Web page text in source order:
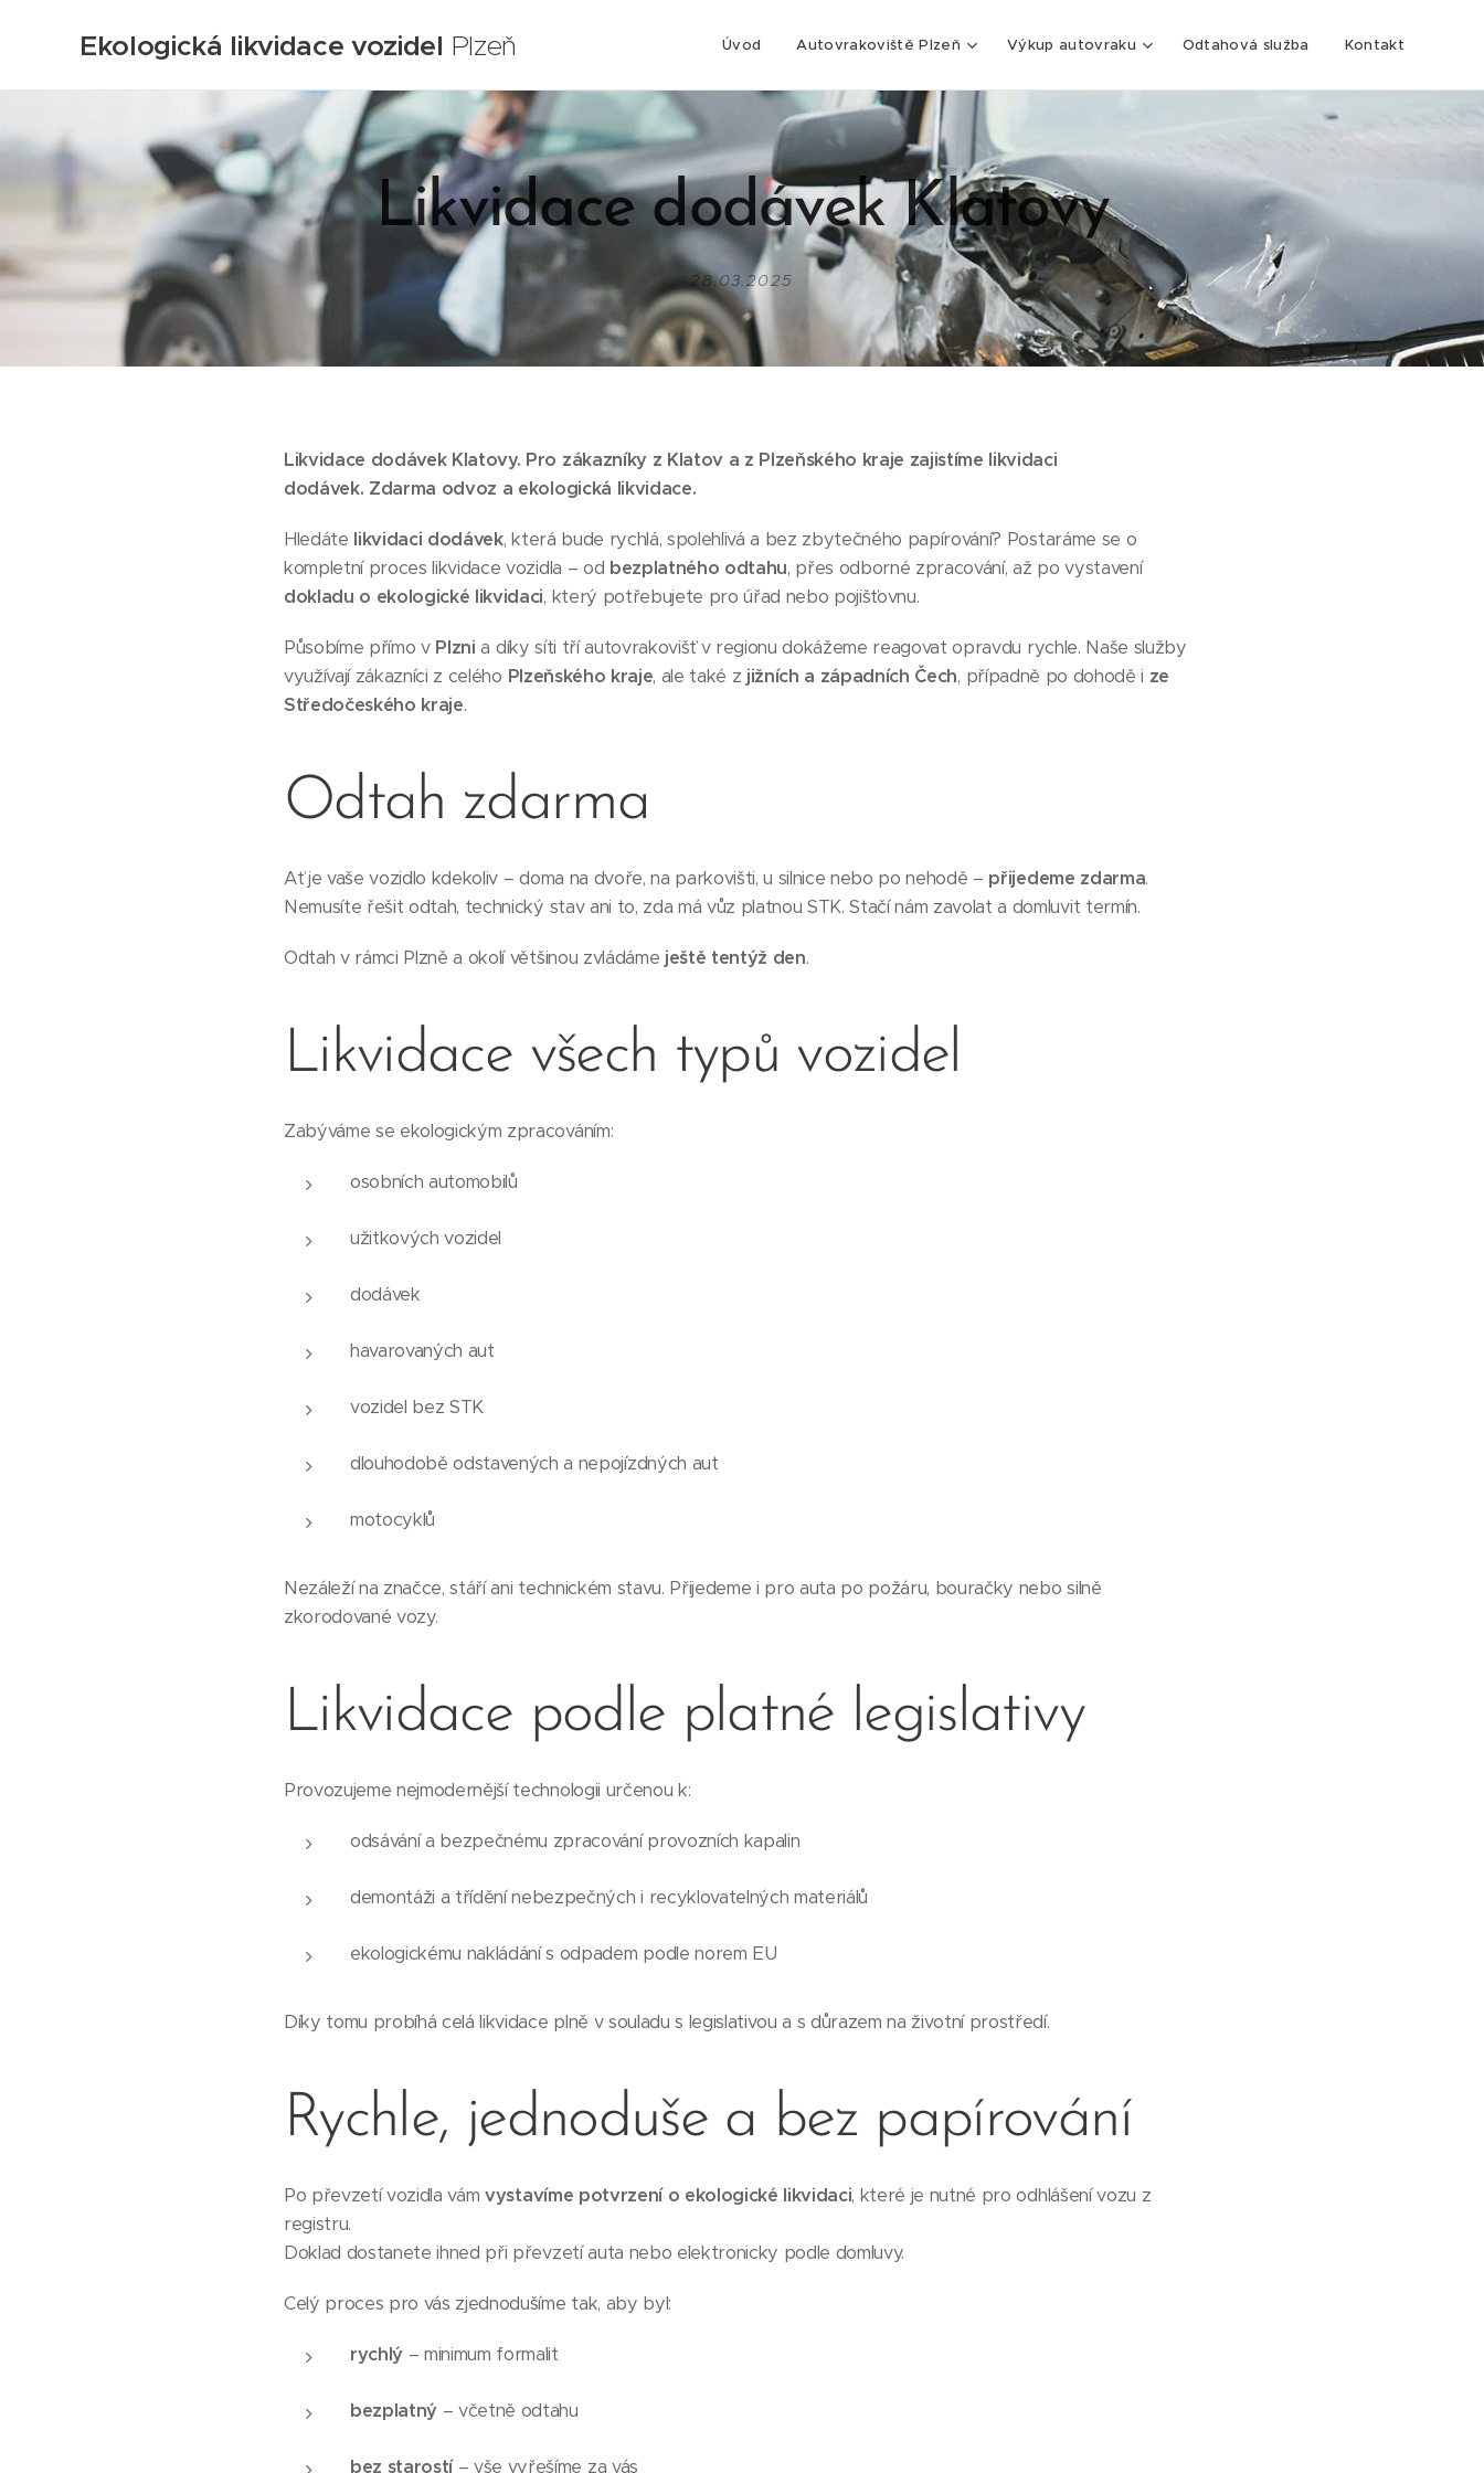
Ekologická likvidace vozidel Plzeň Úvod Autovrakoviště Plzeň Výkup autovraku Odtahová služba Kontakt
Likvidace dodávek Klatovy
28.03.2025
Likvidace dodávek Klatovy. Pro zákazníky z Klatov a z Plzeňského kraje zajistíme likvidaci
dodávek. Zdarma odvoz a ekologická likvidace.
Hledáte likvidaci dodávek, která bude rychlá, spolehlivá a bez zbytečného papírování? Postaráme se o
kompletní proces likvidace vozidla – od bezplatného odtahu, přes odborné zpracování, až po vystavení
dokladu o ekologické likvidaci, který potřebujete pro úřad nebo pojišťovnu.
Působíme přímo v Plzni a díky síti tří autovrakovišť v regionu dokážeme reagovat opravdu rychle. Naše služby
využívají zákazníci z celého Plzeňského kraje, ale také z jižních a západních Čech, případně po dohodě i ze
Středočeského kraje.
Odtah zdarma
Ať je vaše vozidlo kdekoliv – doma na dvoře, na parkovišti, u silnice nebo po nehodě – přijedeme zdarma.
Nemusíte řešit odtah, technický stav ani to, zda má vůz platnou STK. Stačí nám zavolat a domluvit termín.
Odtah v rámci Plzně a okolí většinou zvládáme ještě tentýž den.
Likvidace všech typů vozidel
Zabýváme se ekologickým zpracováním:
osobních automobilů
užitkových vozidel
dodávek
havarovaných aut
vozidel bez STK
dlouhodobě odstavených a nepojízdných aut
motocyklů
Nezáleží na značce, stáří ani technickém stavu. Přijedeme i pro auta po požáru, bouračky nebo silně
zkorodované vozy.
Likvidace podle platné legislativy
Provozujeme nejmodernější technologii určenou k:
odsávání a bezpečnému zpracování provozních kapalin
demontáži a třídění nebezpečných i recyklovatelných materiálů
ekologickému nakládání s odpadem podle norem EU
Díky tomu probíhá celá likvidace plně v souladu s legislativou a s důrazem na životní prostředí.
Rychle, jednoduše a bez papírování
Po převzetí vozidla vámvystavíme potvrzení o ekologické likvidaci, které je nutné pro odhlášení vozu z
registru.
Doklad dostanete ihned při převzetí auta nebo elektronicky podle domluvy.
Celý proces pro vás zjednodušíme tak, aby byl:
rychlý – minimum formalit
bezplatný – včetně odtahu
bez starostí– vše vyřešíme za vás